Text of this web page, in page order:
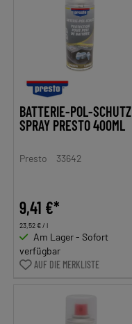
BATTERIE-POL-SCHUTZ
SPRAY PRESTO 400ML
Presto 33642
9,41 €*
23,52 € / l
Am Lager - Sofort
verfügbar
AUF DIE MERKLISTE